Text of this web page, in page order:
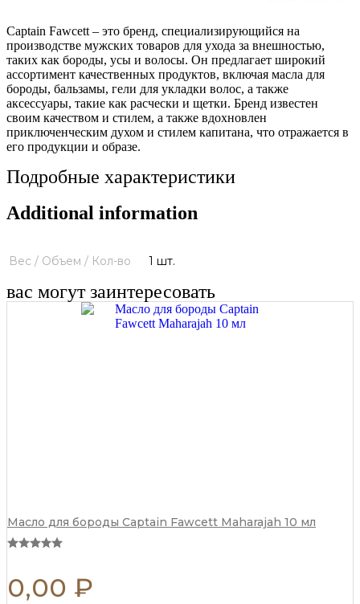
Captain Fawcett – это бренд, специализирующийся на
производстве мужских товаров для ухода за внешностью,
таких как бороды, усы и волосы. Он предлагает широкий
ассортимент качественных продуктов, включая масла для
бороды, бальзамы, гели для укладки волос, а также
аксессуары, такие как расчески и щетки. Бренд известен
своим качеством и стилем, а также вдохновлен
приключенческим духом и стилем капитана, что отражается в
его продукции и образе.
Подробные характеристики
Additional information
Вес / Объем / Кол-во 1 шт.
вас могут заинтересовать
Масло для бороды Captain Fawcett Maharajah 10 мл
0,00 ₽